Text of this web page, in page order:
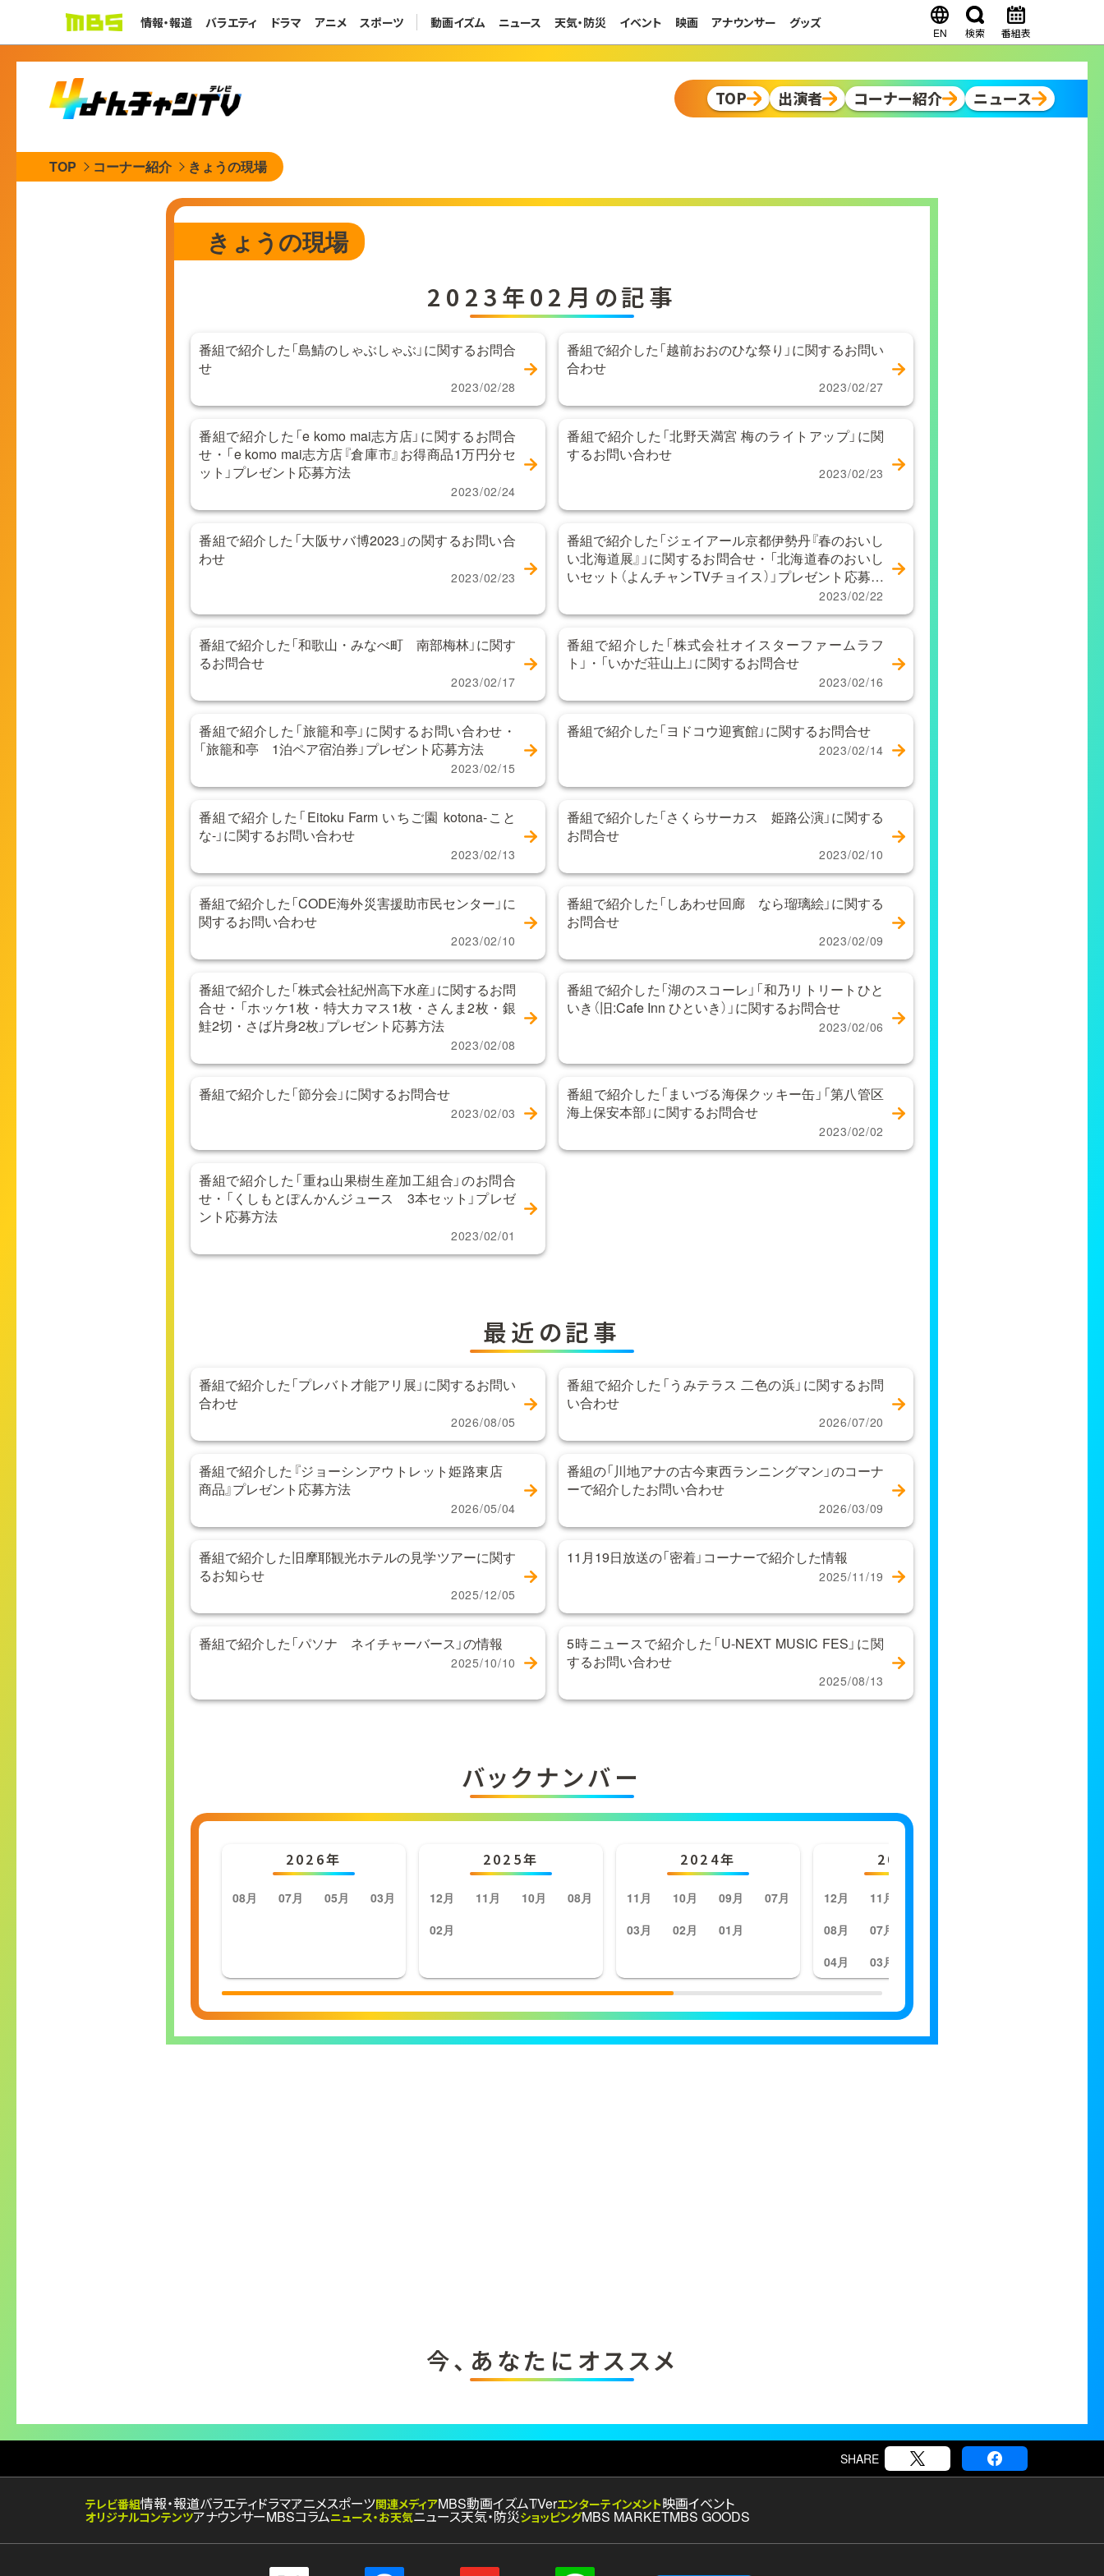
情報・報道 バラエティ ドラマ アニメ スポーツ 動画イズム ニュース 天気・防災 イベント 映画 アナウンサー グッズ
EN 検索 番組表
TOP 出演者 コーナー紹介 ニュース
TOP コーナー紹介 きょうの現場
きょうの現場
2023年02月の記事
番組で紹介した「島鯖のしゃぶしゃぶ」に関するお問合
せ
2023/02/28
番組で紹介した「越前おおのひな祭り」に関するお問い
合わせ
2023/02/27
番組で紹介した「e komo mai志方店」に関するお問合
せ・「e komo mai志方店『倉庫市』お得商品1万円分セ
ット」プレゼント応募方法
2023/02/24
番組で紹介した「北野天満宮 梅のライトアップ」に関
するお問い合わせ
2023/02/23
番組で紹介した「大阪サバ博2023」の関するお問い合
わせ
2023/02/23
番組で紹介した「ジェイアール京都伊勢丹『春のおいし
い北海道展』」に関するお問合せ・「北海道春のおいし
いセット（よんチャンTVチョイス）」プレゼント応募方
2023/02/22
番組で紹介した「和歌山・みなべ町 南部梅林」に関す
るお問合せ
2023/02/17
番組で紹介した「株式会社オイスターファームラフ
ト」・「いかだ荘山上」に関するお問合せ
2023/02/16
番組で紹介した「旅籠和亭」に関するお問い合わせ・
「旅籠和亭 1泊ペア宿泊券」プレゼント応募方法
2023/02/15
番組で紹介した「ヨドコウ迎賓館」に関するお問合せ
2023/02/14
番組で紹介した「Eitoku Farm いちご園 kotona-こと
な-」に関するお問い合わせ
2023/02/13
番組で紹介した「さくらサーカス 姫路公演」に関する
お問合せ
2023/02/10
番組で紹介した「CODE海外災害援助市民センター」に
関するお問い合わせ
2023/02/10
番組で紹介した「しあわせ回廊 なら瑠璃絵」に関する
お問合せ
2023/02/09
番組で紹介した「株式会社紀州高下水産」に関するお問
合せ・「ホッケ1枚・特大カマス1枚・さんま2枚・銀
鮭2切・さば片身2枚」プレゼント応募方法
2023/02/08
番組で紹介した「湖のスコーレ」「和乃リトリートひと
いき（旧:Cafe Inn ひといき）」に関するお問合せ
2023/02/06
番組で紹介した「節分会」に関するお問合せ
2023/02/03
番組で紹介した「まいづる海保クッキー缶」「第八管区
海上保安本部」に関するお問合せ
2023/02/02
番組で紹介した「重ね山果樹生産加工組合」のお問合
せ・「くしもとぽんかんジュース 3本セット」プレゼ
ント応募方法
2023/02/01
最近の記事
番組で紹介した「プレバト才能アリ展」に関するお問い
合わせ
2026/08/05
番組で紹介した「うみテラス 二色の浜」に関するお問
い合わせ
2026/07/20
番組で紹介した『ジョーシンアウトレット姫路東店
商品』プレゼント応募方法
2026/05/04
番組の「川地アナの古今東西ランニングマン」のコーナ
ーで紹介したお問い合わせ
2026/03/09
番組で紹介した旧摩耶観光ホテルの見学ツアーに関す
るお知らせ
2025/12/05
11月19日放送の「密着」コーナーで紹介した情報
2025/11/19
番組で紹介した「パソナ ネイチャーバース」の情報
2025/10/10
5時ニュースで紹介した「U-NEXT MUSIC FES」に関
するお問い合わせ
2025/08/13
バックナンバー
2026年
08月 07月 05月 03月
2025年
12月 11月 10月
08月
02月
2024年
11月 10月 09月
07月
03月
02月 01月
2023年
12月 11月
08月
07月
04月
03月
今、あなたにオススメ
SHARE
テレビ番組情報・報道バラエティドラマアニメスポーツ関連メディアMBS動画イズムTVerエンターテインメント映画イベント
オリジナルコンテンツアナウンサーMBSコラムニュース・お天気ニュース天気・防災ショッピングMBS MARKETMBS GOODS